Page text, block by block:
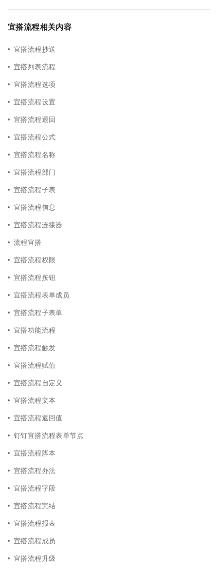
宜搭流程相关内容
宜搭流程抄送
宜搭列表流程
宜搭流程选项
宜搭流程设置
宜搭流程退回
宜搭流程公式
宜搭流程名称
宜搭流程部门
宜搭流程子表
宜搭流程信息
宜搭流程连接器
流程宜搭
宜搭流程权限
宜搭流程按钮
宜搭流程表单成员
宜搭流程子表单
宜搭功能流程
宜搭流程触发
宜搭流程赋值
宜搭流程自定义
宜搭流程文本
宜搭流程返回值
钉钉宜搭流程表单节点
宜搭流程脚本
宜搭流程办法
宜搭流程字段
宜搭流程完结
宜搭流程报表
宜搭流程成员
宜搭流程升级